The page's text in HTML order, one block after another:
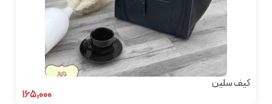
کیف سلین